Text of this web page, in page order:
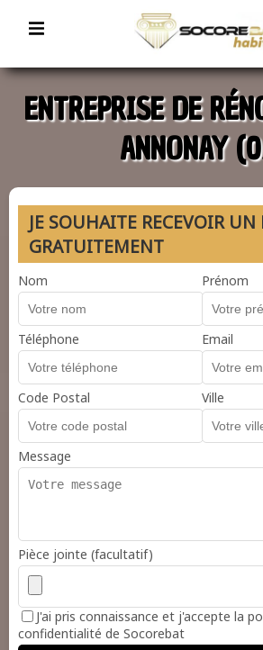
ENTREPRISE DE
ANNONAY
JE SOUHAITE RECEVOIR UN
GRATUITEMENT
Nom Prénom
Téléphone Email
Code Postal Ville
Message
Pièce jointe (facultatif)
J'ai pris connaissance et j'accepte la
confidentialité de Socorebat